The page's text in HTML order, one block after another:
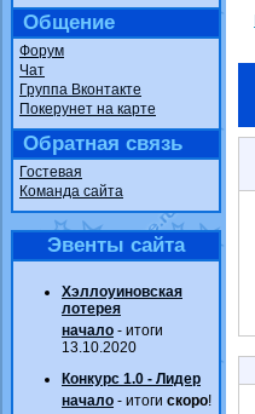
Общение
Форум
Чат
Группа Вконтакте
Покерунет на карте
Обратная связь
Гостевая
Команда сайта
Эвенты сайта
Хэллоуиновская
лотерея
начало - итоги
13.10.2020
Конкурс 1.0 - Лидер
начало - итоги скоро!